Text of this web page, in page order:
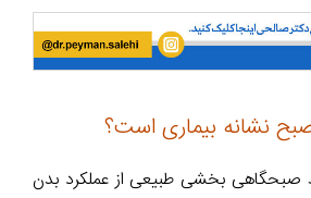
نشانه بیماری است؟
صبحگاهی بخشی طبیعی از عملکرد بدن